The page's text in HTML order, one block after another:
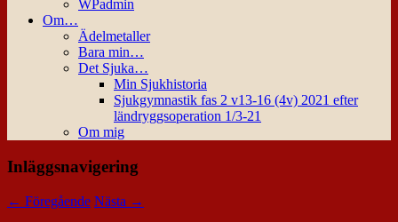
WPadmin
Om…
Ädelmetaller
Bara min…
Det Sjuka…
Min Sjukhistoria
Sjukgymnastik fas 2 v13-16 (4v) 2021 efter
ländryggsoperation 1/3-21
Om mig
Inläggsnavigering
← Föregående Nästa →